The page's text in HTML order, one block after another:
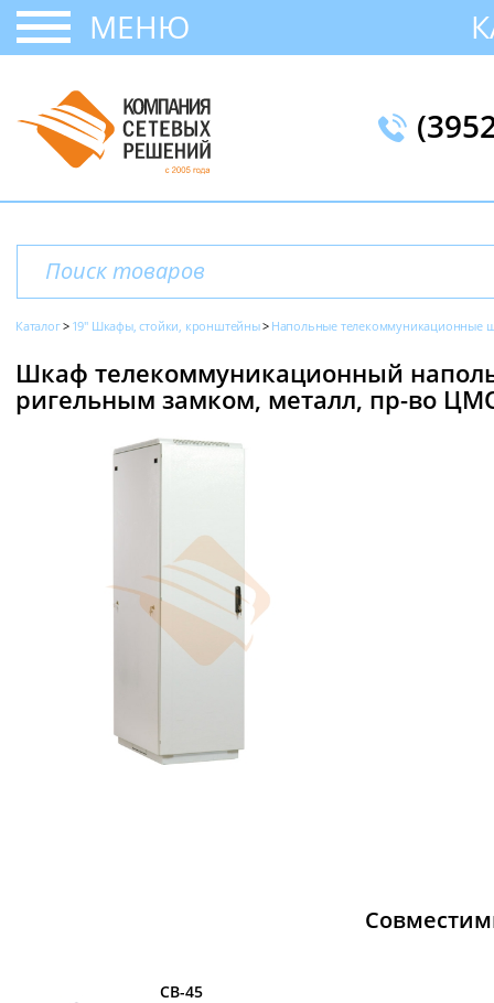
МЕНЮ
Каталог 19" Шкафы, стойки, кронштейны Напольные телекоммуникационные
Шкаф телекоммуникационный
ригельным замком, металл, пр-во
СВ-45